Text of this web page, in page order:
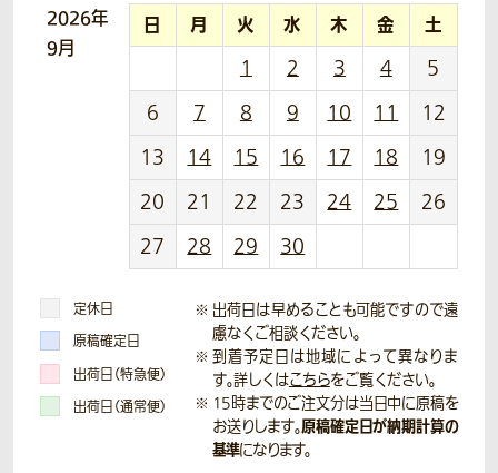
2026年
9月
日 月 火 水 木 金 土
1 2 3 4
5
6
7 8 9 10 11
12
13
14 15 16 17 18
19
20
21 22 23 24 25
26
27
28 29 30
定休日
原稿確定日
出荷日（特急便）
出荷日（通常便）
出荷日は早めることも可能ですので遠
慮なくご相談ください。
到着予定日は地域によって異なりま
す。詳しくはこちらをご覧ください。
15時までのご注文分は当日中に原稿を
お送りします。原稿確定日が納期計算の
基準になります。